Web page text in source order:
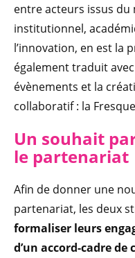
entre acteurs issus
institutionnel,
l’innovation, en est la
également traduit
évènements et la
collaboratif : la
Un souhait
le partenariat
Afin de donner une
partenariat, les deux
formaliser leurs
d’un accord-cadre